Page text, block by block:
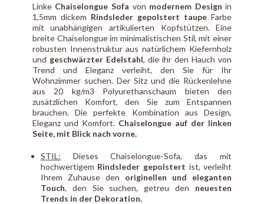
Linke Chaiselongue Sofa von modernem Design in
1,5mm dickem Rindsleder gepolstert taupe Farbe
mit unabhängigen artikulierten Kopfstützen. Eine
breite Chaiselongue im minimalistischen Stil, mit einer
robusten Innenstruktur aus natürlichem Kiefernholz
und geschwärzter Edelstahl, die ihr den Hauch von
Trend und Eleganz verleiht, den Sie für Ihr
Wohnzimmer suchen. Der Sitz und die Rückenlehne
aus 20 kg/m3 Polyurethanschaum bieten den
zusätzlichen Komfort, den Sie zum Entspannen
brauchen. Die perfekte Kombination aus Design,
Eleganz und Komfort. Chaiselongue auf der linken
Seite, mit Blick nach vorne.
STIL: Dieses Chaiselongue-Sofa, das mit
hochwertigem Rindsleder gepolstert ist, verleiht
Ihrem Zuhause den originellen und eleganten
Touch, den Sie suchen, getreu den neuesten
Trends in der Dekoration.